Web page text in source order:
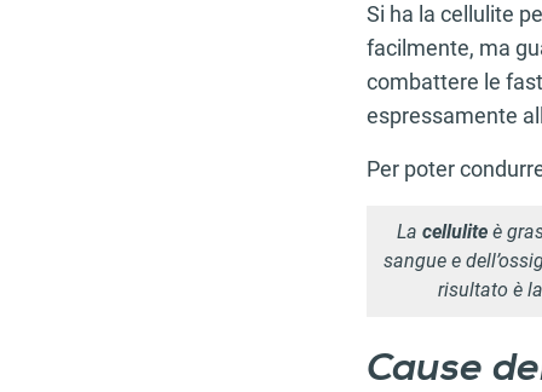
Si ha la cellulite
facilmente, ma
combattere le
espressamente
Per poter
La cellulite è
sangue e
risultato è
Cause